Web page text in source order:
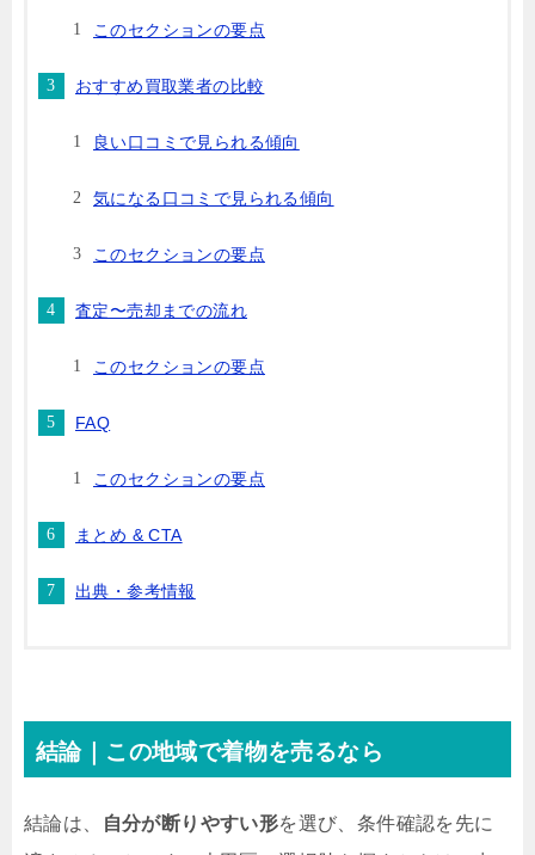
このセクションの要点
おすすめ買取業者の比較
良い口コミで見られる傾向
気になる口コミで見られる傾向
このセクションの要点
査定〜売却までの流れ
このセクションの要点
FAQ
このセクションの要点
まとめ & CTA
出典・参考情報
結論｜この地域で着物を売るなら
結論は、 自分が断りやすい形を選び、条件確認を先に